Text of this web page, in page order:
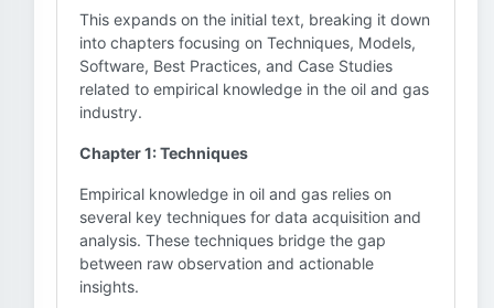
This expands on the initial text, breaking it down
into chapters focusing on Techniques, Models,
Software, Best Practices, and Case Studies
related to empirical knowledge in the oil and gas
industry.
Chapter 1: Techniques
Empirical knowledge in oil and gas relies on
several key techniques for data acquisition and
analysis. These techniques bridge the gap
between raw observation and actionable
insights.